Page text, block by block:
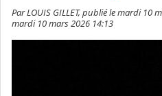
Par LOUIS GILLET, publié le mardi 10
mardi 10 mars 2026 14:13